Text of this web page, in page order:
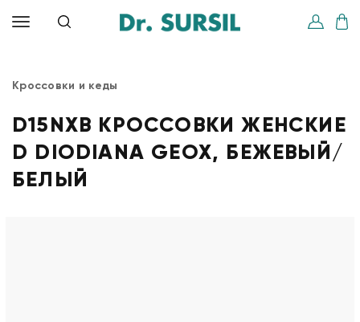
Кроссовки и кеды
D15NXB КРОССОВКИ ЖЕНСКИЕ
D DIODIANA GEOX, БЕЖЕВЫЙ/
БЕЛЫЙ